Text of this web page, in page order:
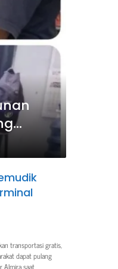
transportasi gratis,
dapat pulang
Almira saat